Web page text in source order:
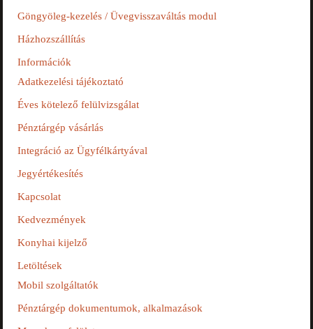
Göngyöleg-kezelés / Üvegvisszaváltás modul
Házhozszállítás
Információk
Adatkezelési tájékoztató
Éves kötelező felülvizsgálat
Pénztárgép vásárlás
Integráció az Ügyfélkártyával
Jegyértékesítés
Kapcsolat
Kedvezmények
Konyhai kijelző
Letöltések
Mobil szolgáltatók
Pénztárgép dokumentumok, alkalmazások